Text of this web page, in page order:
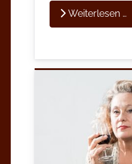
Weiterlesen …